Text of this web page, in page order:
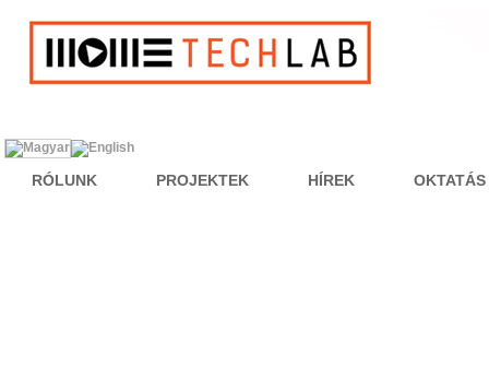
RÓLUNK PROJEKTEK HÍREK OKTATÁS